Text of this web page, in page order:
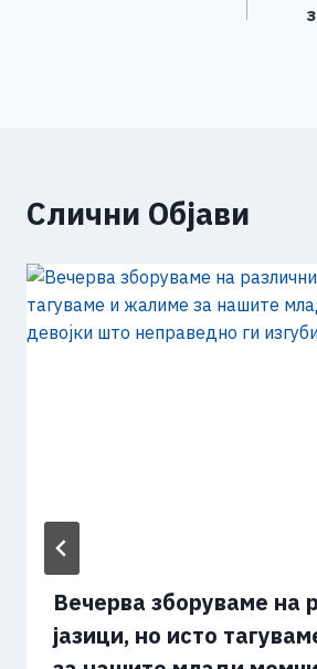
Слични Објави
Вечерва зборуваме на
јазици, но исто